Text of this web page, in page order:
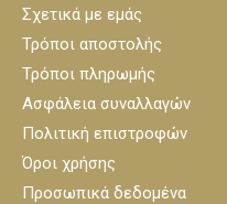
Σχετικά με εμάς
Τρόποι αποστολής
Τρόποι πληρωμής
Ασφάλεια συναλλαγών
Πολιτική επιστροφών
Όροι χρήσης
Προσωπικά δεδομένα